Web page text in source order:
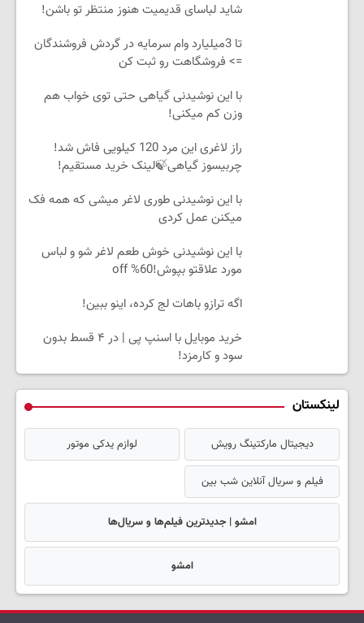
شاید لباسای قدیمیت هنوز منتظر تو باشن!
تا 3میلیارد وام سرمایه در گردش فروشندگان
=> فروشگاهت رو ثبت کن
با این نوشیدنی گیاهی حتی توی خواب هم
وزن کم میکنی!
راز لاغری این مرد 120 کیلویی فاش شد!
چربیسوز گیاهی🍃لینک خرید مستقیم!
با این نوشیدنی طوری لاغر میشی که همه فک
میکنن عمل کردی
با این نوشیدنی خوش طعم لاغر شو و لباس
مورد علاقتو بپوش!60% off
اگه ترازو باهات لج کرده، اینو ببین!
خرید موبایل با اسنپ پی | در ۴ قسط بدون
سود و کارمزد!
لینکستان
دیجیتال مارکتینگ رویش لوازم یدکی موتور
فیلم و سریال آنلاین شب بین
امشو | جدیدترین فیلم‌ها و سریال‌ها
امشو